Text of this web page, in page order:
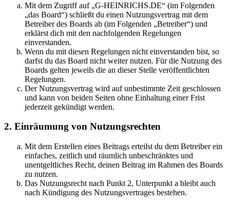
Mit dem Zugriff auf „G-HEINRICHS.DE“ (im Folgenden
„das Board“) schließt du einen Nutzungsvertrag mit dem
Betreiber des Boards ab (im Folgenden „Betreiber“) und
erklärst dich mit den nachfolgenden Regelungen
einverstanden.
Wenn du mit diesen Regelungen nicht einverstanden bist, so
darfst du das Board nicht weiter nutzen. Für die Nutzung des
Boards gelten jeweils die an dieser Stelle veröffentlichten
Regelungen.
Der Nutzungsvertrag wird auf unbestimmte Zeit geschlossen
und kann von beiden Seiten ohne Einhaltung einer Frist
jederzeit gekündigt werden.
2. Einräumung von Nutzungsrechten
Mit dem Erstellen eines Beitrags erteilst du dem Betreiber ein
einfaches, zeitlich und räumlich unbeschränktes und
unentgeltliches Recht, deinen Beitrag im Rahmen des Boards
zu nutzen.
Das Nutzungsrecht nach Punkt 2, Unterpunkt a bleibt auch
nach Kündigung des Nutzungsvertrages bestehen.